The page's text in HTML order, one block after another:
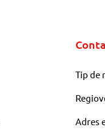
Tip de
Adres